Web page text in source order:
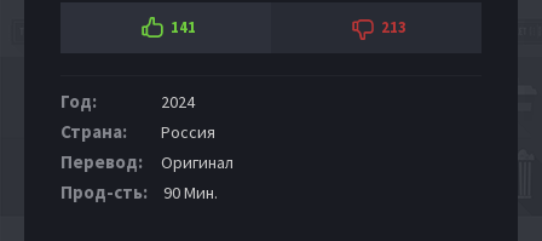
141 213
Год: 2024
Страна: Россия
Перевод: Оригинал
Прод-сть: 90 Мин.